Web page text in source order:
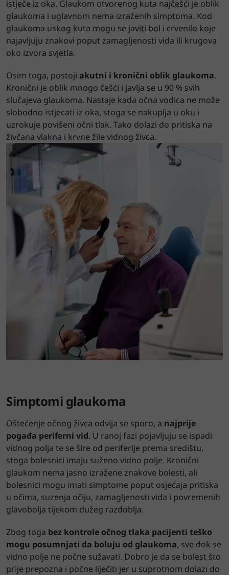
istječe iz oka. Glaukom otvorenog kuta najčešći je oblik
glaukoma i uglavnom nema izraženih simptoma. Kod
glaukoma uskog kuta mogu se javiti bol i crvenilo koje
najavljuju znakovi poput zamagljenosti vida ili krugova
oko izvora svjetla.
Osim toga, postoji akutni i kronični oblik glaukoma.
Kronični je oblik mnogo češći i javlja se u 90 % svih
slučajeva glaukoma. Nastaje kada očna vodica ne može
slobodno istjecati iz oka, stoga se nakuplja u oku i
uzrokuje povišeni očni tlak. Tako dolazi do pritiska na
živčana vlakna i krvne žile vidnog živca.
Simptomi glaukoma
Oštećenje očnog živca odvija se sporo, a najprije
pogađa periferni vid. U ranoj fazi pojavljuju se ispadi
vidnog polja te se šire od periferije prema središtu,
stoga bolesnici imaju suženo vidno polje. Kronični
glaukom nema jasno izražene znakove bolesti, ali
bolesnici mogu imati simptome poput osjećaja pritiska
u očima, suzenja očiju, zamagljenosti vida i povremenih
glavobolja tijekom dužeg razdoblja.
Zbog toga bez kontrole očnog tlaka pacijenti teško
mogu posumnjati da boluju od glaukoma, sve dok se
vidno polje ne počne sužavati. Dobro je da se bolest što
prije prepozna i počne liječiti jer u suprotnom dolazi do